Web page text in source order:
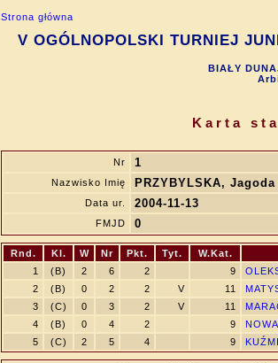
Strona główna
V OGÓLNOPOLSKI TURNIEJ
BIAŁY
Karta
Nr 1
Nazwisko Imię PRZYBYLSKA, Jagoda
Data ur. 2004-11-13
FMJD 0
Rnd. Kl. W Nr Pkt. Tyt.
W.Kat.
1
(B) 2 6 2 9
2
(B) 0 2 2 V 11
3
(C) 0 3 2 V 11
4
(B) 0 4 2 9
5
(C) 2 5 4 9